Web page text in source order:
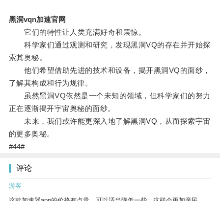
黑洞vqn加速官网
它们的特性让人类充满好奇和震惊。
科学家们通过观测和研究，发现黑洞VQ的存在并开始探
索其奥秘。
他们希望借助先进的技术和设备，揭开黑洞VQ的面纱，
了解其构成和行为规律。
虽然黑洞VQ依然是一个未知的领域，但科学家们的努力
正在逐渐揭开宇宙奥秘的面纱。
未来，我们或许能更深入地了解黑洞VQ，从而探索宇宙
的更多奥秘。
#44#
评论
游客